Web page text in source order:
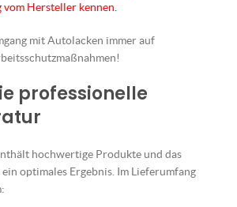
Hersteller kennen.
mit Autolacken immer auf
professionelle
hochwertige Produkte und das
optimales Ergebnis. Im Lieferumfang